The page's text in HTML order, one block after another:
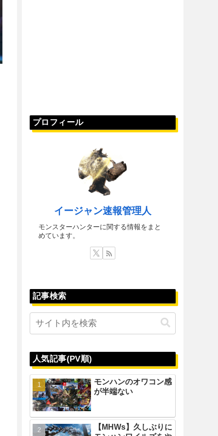
プロフィール
イージャン速報管理人
モンスターハンターに関する情報をまと
めています。
記事検索
人気記事(PV順)
モンハンのオワコン感
が半端ない
【MHWs】久しぶりに